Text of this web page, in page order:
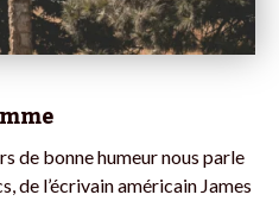
de bonne humeur nous parle
de l’écrivain américain James